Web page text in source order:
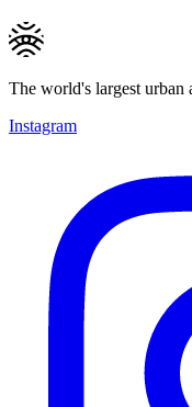
The world's largest urban
Instagram